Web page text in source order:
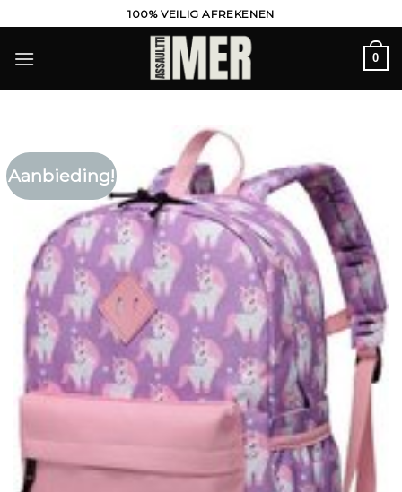
naar
inhoud
100% VEILIG AFREKENEN
0
Aanbieding!